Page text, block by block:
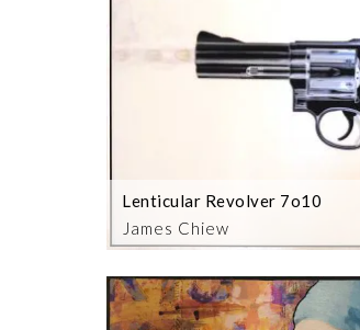
James Chiew
Lenticular Revolver 7o10